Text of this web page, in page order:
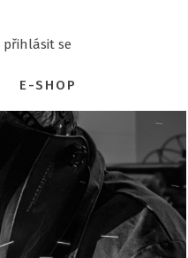
přihlásit se
E-SHOP